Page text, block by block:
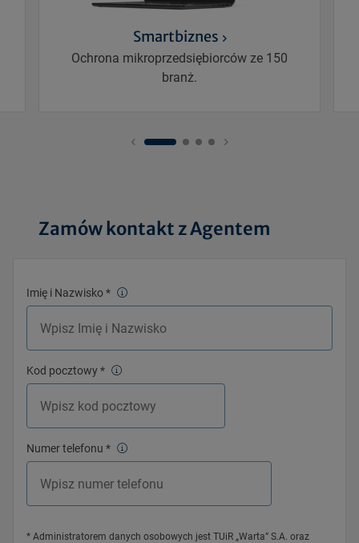
Smartbiznes
Ochrona mikroprzedsiębiorców ze 150
branż.
Zamów kontakt z Agentem
Imię i Nazwisko*
Kod pocztowy*
Numer telefonu *
* Administratorem danych osobowych jest TUiR „Warta” S.A. oraz